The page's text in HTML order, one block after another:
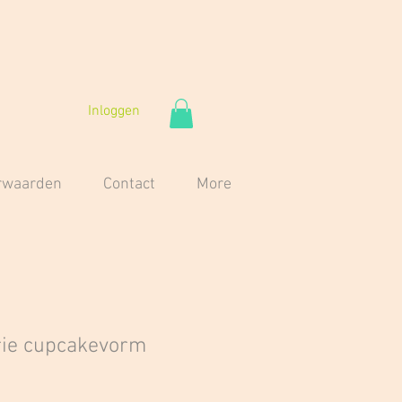
Inloggen
Contact More
cupcakevorm